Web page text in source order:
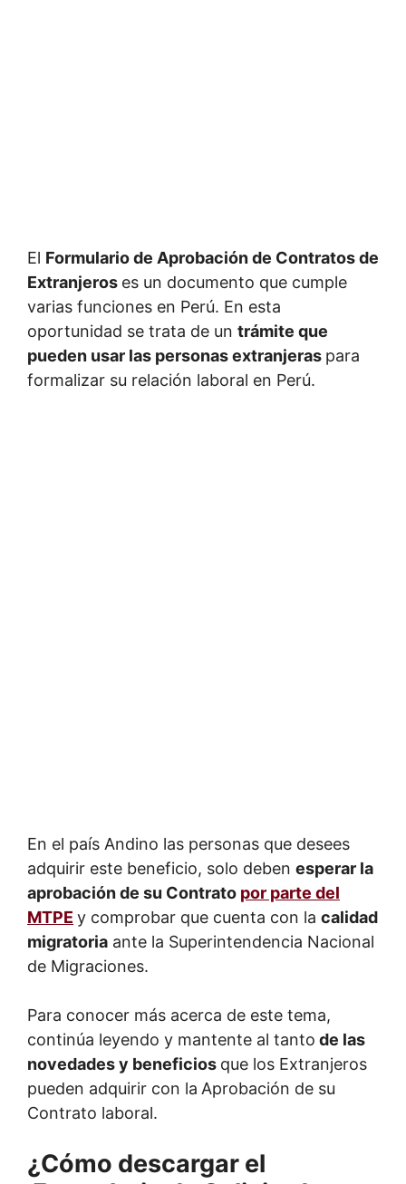
El Formulario de Aprobación de Contratos de
Extranjeros es un documento que cumple
varias funciones en Perú. En esta
oportunidad se trata de un trámite que
pueden usar las personas extranjeras para
formalizar su relación laboral en Perú.
En el país Andino las personas que desees
adquirir este beneficio, solo deben esperar la
aprobación de su Contrato por parte del
MTPE y comprobar que cuenta con la calidad
migratoria ante la Superintendencia Nacional
de Migraciones.
Para conocer más acerca de este tema,
continúa leyendo y mantente al tanto de las
novedades y beneficios que los Extranjeros
pueden adquirir con la Aprobación de su
Contrato laboral.
¿Cómo descargar el